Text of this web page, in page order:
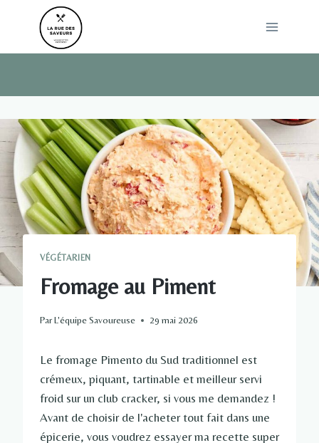
VÉGÉTARIEN
Fromage au Piment
ParL'équipe Savoureuse 29 mai 2026
Le fromage Pimento du Sud traditionnel est
crémeux, piquant, tartinable et meilleur servi
froid sur un club cracker, si vous me demandez !
Avant de choisir de l'acheter tout fait dans une
épicerie, vous voudrez essayer ma recette super